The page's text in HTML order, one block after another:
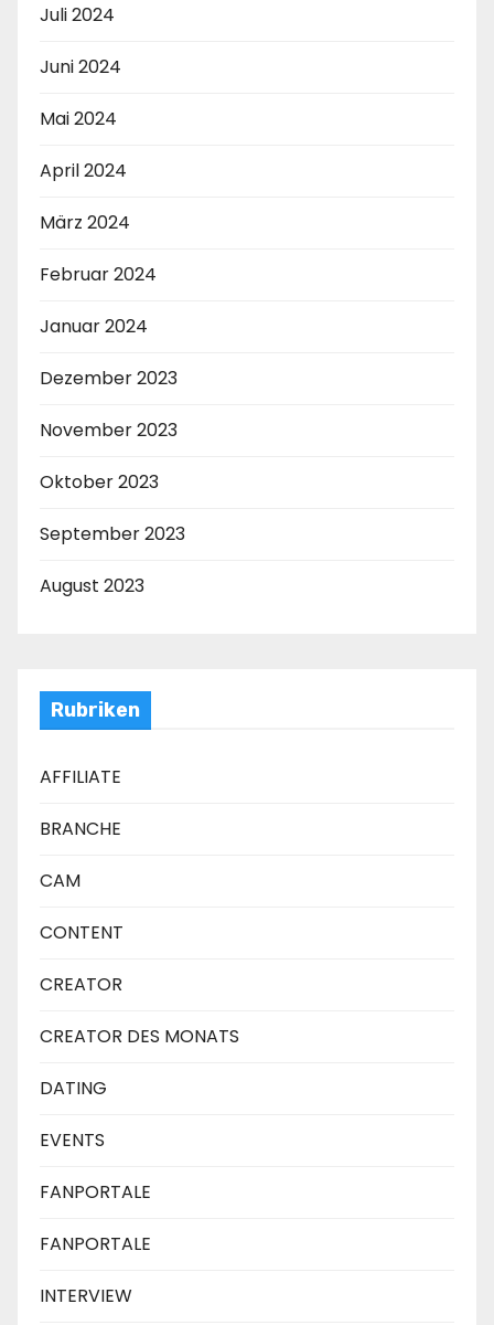
Juli 2024
Juni 2024
Mai 2024
April 2024
März 2024
Februar 2024
Januar 2024
Dezember 2023
November 2023
Oktober 2023
September 2023
August 2023
Rubriken
AFFILIATE
BRANCHE
CAM
CONTENT
CREATOR
CREATOR DES MONATS
DATING
EVENTS
FANPORTALE
FANPORTALE
INTERVIEW